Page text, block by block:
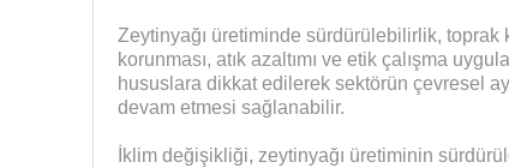
Zeytinyağı üretiminde sürdürülebilirlik,
korunması, atık azaltımı ve etik çalışma
hususlara dikkat edilerek sektörün çevresel
devam etmesi sağlanabilir.
İklim değişikliği, zeytinyağı üretiminin